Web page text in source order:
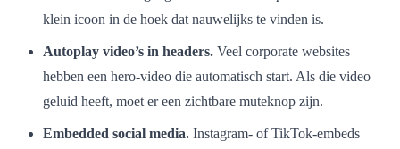
klein icoon in de hoek dat nauwelijks te vinden is.
Autoplay video’s in headers. Veel corporate websites
hebben een hero-video die automatisch start. Als die video
geluid heeft, moet er een zichtbare muteknop zijn.
Embedded social media. Instagram- of TikTok-embeds